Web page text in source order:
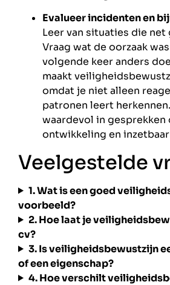
Evalueer incidenten en
Leer van situaties die net
Vraag wat de oorzaak
volgende keer anders
maakt
omdat je niet alleen
patronen leert
waardevol in gesprekken
ontwikkeling en
Veelgestelde
1. Wat is een goed
voorbeeld?
2. Hoe laat je
cv?
3. Is veiligheidsbewustzijn
of een eigenschap?
4. Hoe verschilt